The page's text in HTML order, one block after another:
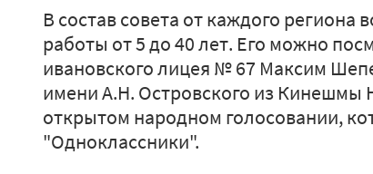
В состав совета от каждого региона
работы от 5 до 40 лет. Его можно
ивановского лицея № 67 Максим
имени А.Н. Островского из Кинешмы
открытом народном голосовании,
"Одноклассники".